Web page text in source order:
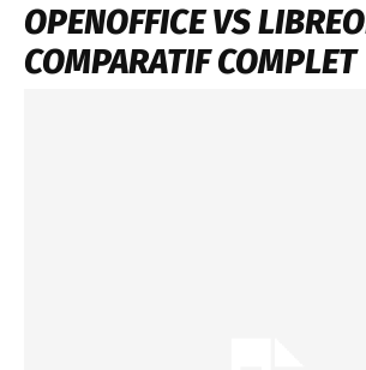
OPENOFFICE VS
COMPARATIF COMPLET